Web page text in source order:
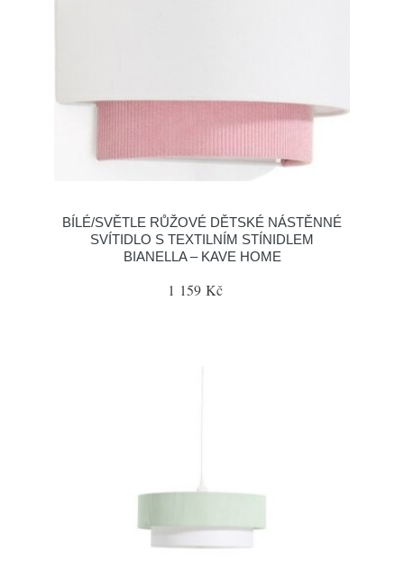
BÍLÉ/SVĚTLE RŮŽOVÉ DĚTSKÉ NÁSTĚNNÉ
SVÍTIDLO S TEXTILNÍM STÍNIDLEM
BIANELLA – KAVE HOME
1 159 Kč